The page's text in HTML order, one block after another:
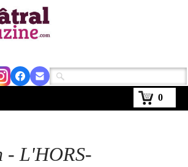
0
- L'HORS-